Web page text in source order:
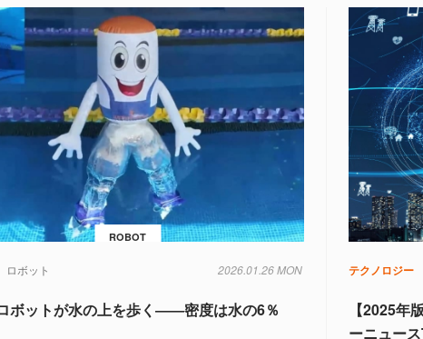
ROBOT
ロボット 2026.01.26 MON
ボットが水の上を歩く――密度は水の6％
テクノロジー
【2025年
ーニュー